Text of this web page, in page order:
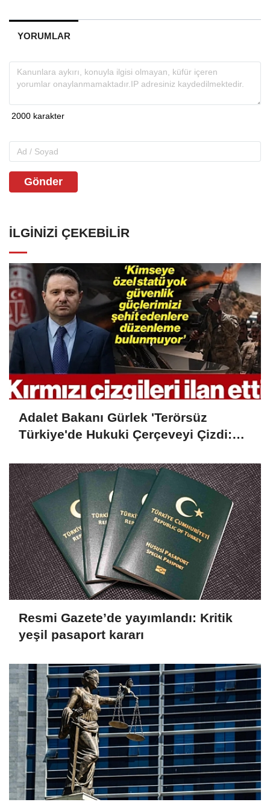
YORUMLAR
Gönder
İLGINIZI ÇEKEBILIR
Adalet Bakanı Gürlek 'Terörsüz
Türkiye'de Hukuki Çerçeveyi Çizdi:
Resmi Gazete’de yayımlandı: Kritik
yeşil pasaport kararı